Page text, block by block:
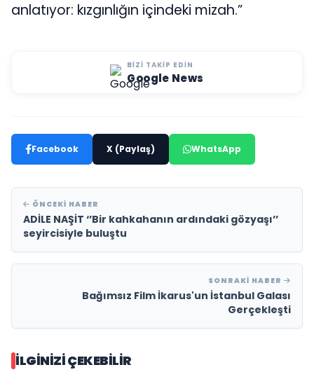
anlatıyor: kızgınlığın içindeki mizah.”
BIZI TAKIP EDIN
Google News
Facebook X (Paylaş) WhatsApp
ÖNCEKI HABER
ADİLE NAŞİT ‘’Bir kahkahanın ardındaki gözyaşı’’
seyircisiyle buluştu
SONRAKI HABER
Bağımsız Film İkarus'un İstanbul Galası
Gerçekleşti
İLGINIZI ÇEKEBILIR